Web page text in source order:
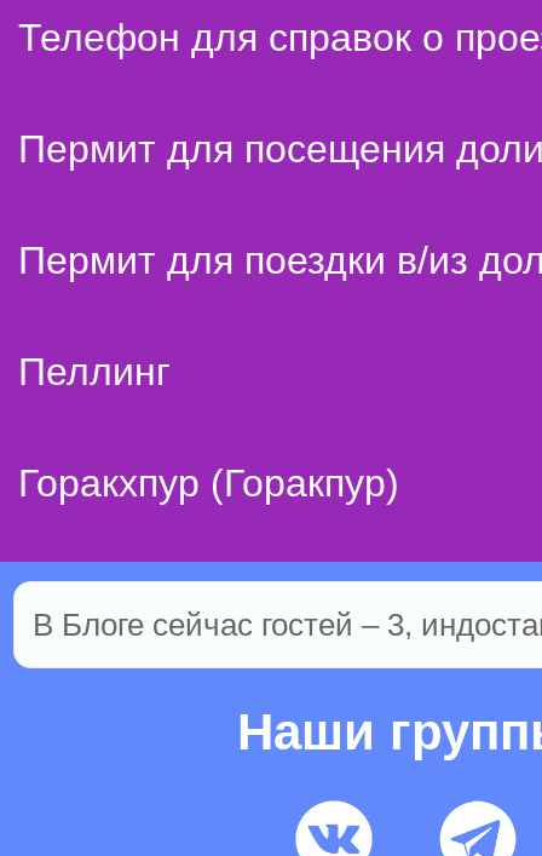
Телефон для справок о
Пермит для посещения
Пермит для поездки в/из
Пеллинг
Горакхпур (Горакпур)
В Блоге сейчас гостей – 3,
Наши